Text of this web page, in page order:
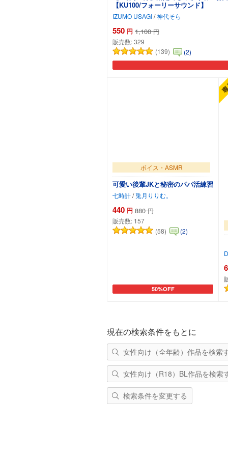
【KU100/フォーリーサウンド】
IZUMO USAGI/神代そら
550 円 1,100 円
販売数:329
(139)
(2)
ボイス・ASMR
可愛い後輩JKと秘密のパパ活練習
七時計/兎月りりむ。
440 円 880 円
販売数: 157
(58)
(2)
50%OFF
カートに追加
現在の検索条件をもとに
女性向け（全年齢）作品を検索
女性向け（R18）BL作品を検索
検索条件を変更する